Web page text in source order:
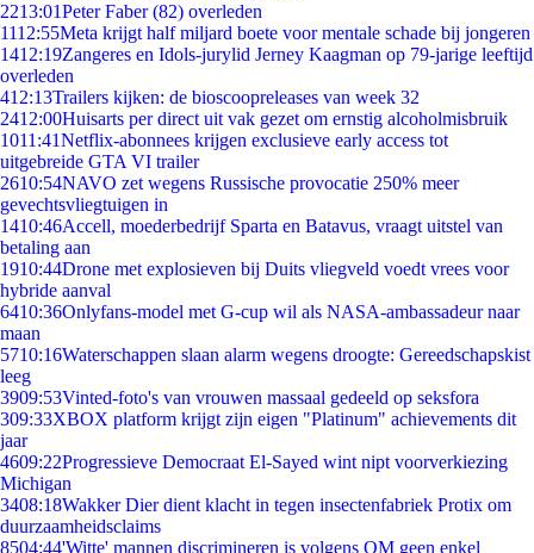
2213:01Peter Faber (82) overleden
1112:55Meta krijgt half miljard boete voor mentale schade bij jongeren
1412:19Zangeres en Idols-jurylid Jerney Kaagman op 79-jarige leeftijd
overleden
412:13Trailers kijken: de bioscoopreleases van week 32
2412:00Huisarts per direct uit vak gezet om ernstig alcoholmisbruik
1011:41Netflix-abonnees krijgen exclusieve early access tot
uitgebreide GTA VI trailer
2610:54NAVO zet wegens Russische provocatie 250% meer
gevechtsvliegtuigen in
1410:46Accell, moederbedrijf Sparta en Batavus, vraagt uitstel van
betaling aan
1910:44Drone met explosieven bij Duits vliegveld voedt vrees voor
hybride aanval
6410:36Onlyfans-model met G-cup wil als NASA-ambassadeur naar
maan
5710:16Waterschappen slaan alarm wegens droogte: Gereedschapskist
leeg
3909:53Vinted-foto's van vrouwen massaal gedeeld op seksfora
309:33XBOX platform krijgt zijn eigen "Platinum" achievements dit
jaar
4609:22Progressieve Democraat El-Sayed wint nipt voorverkiezing
Michigan
3408:18Wakker Dier dient klacht in tegen insectenfabriek Protix om
duurzaamheidsclaims
8504:44'Witte' mannen discrimineren is volgens OM geen enkel